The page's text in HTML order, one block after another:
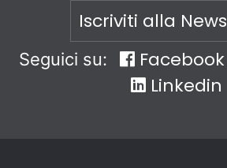
Iscriviti alla
Seguici su: Facebook
Linkedin